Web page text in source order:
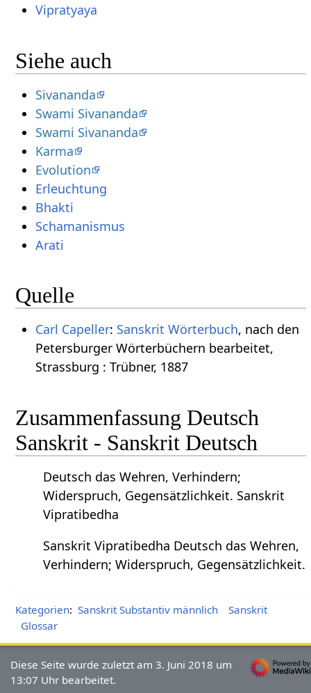
Vipratyaya
Siehe auch
Sivananda
Swami Sivananda
Swami Sivananda
Karma
Evolution
Erleuchtung
Bhakti
Schamanismus
Arati
Quelle
Carl Capeller: Sanskrit Wörterbuch, nach den
Petersburger Wörterbüchern bearbeitet,
Strassburg : Trübner, 1887
Zusammenfassung Deutsch
Sanskrit - Sanskrit Deutsch
Deutsch das Wehren, Verhindern;
Widerspruch, Gegensätzlichkeit. Sanskrit
Vipratibedha
Sanskrit Vipratibedha Deutsch das Wehren,
Verhindern; Widerspruch, Gegensätzlichkeit.
Kategorien: Sanskrit Substantiv männlich
Sanskrit
Glossar
Diese Seite wurde zuletzt am 3. Juni 2018 um
13:07 Uhr bearbeitet.